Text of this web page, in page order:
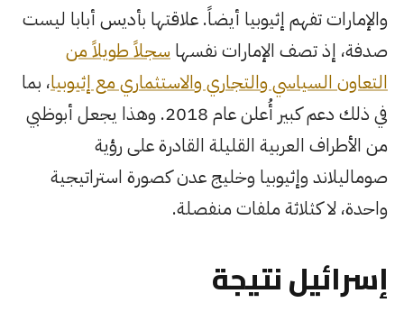
والإمارات تفهم إثيوبيا أيضاً. علاقتها بأديس أبابا ليست
صدفة، إذ تصف الإمارات نفسها سجلاً طويلاً من
التعاون السياسي والتجاري والاستثماري مع إثيوبيا، بما
في ذلك دعم كبير أُعلن عام 2018. وهذا يجعل أبوظبي
من الأطراف العربية القليلة القادرة على رؤية
صوماليلاند وإثيوبيا وخليج عدن كصورة استراتيجية
واحدة، لا كثلاثة ملفات منفصلة.
إسرائيل نتيجة